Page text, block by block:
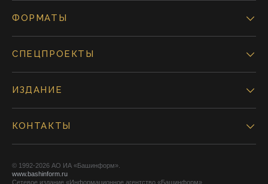
ФОРМАТЫ
СПЕЦПРОЕКТЫ
ИЗДАНИЕ
КОНТАКТЫ
© 1992-2026 АО ИА «Башинформ».
www.bashinform.ru
Сетевое издание «Информационное агентство «Башинформ»